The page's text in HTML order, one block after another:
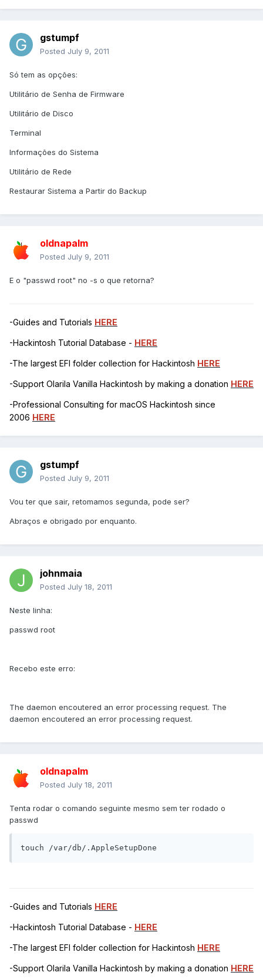
gstumpf
Posted July 9, 2011
Só tem as opções:
Utilitário de Senha de Firmware
Utilitário de Disco
Terminal
Informações do Sistema
Utilitário de Rede
Restaurar Sistema a Partir do Backup
oldnapalm
Posted July 9, 2011
E o "passwd root" no -s o que retorna?
-Guides and Tutorials HERE
-Hackintosh Tutorial Database - HERE
-The largest EFI folder collection for Hackintosh HERE
-Support Olarila Vanilla Hackintosh by making a donation HERE
-Professional Consulting for macOS Hackintosh since
2006 HERE
gstumpf
Posted July 9, 2011
Vou ter que sair, retomamos segunda, pode ser?
Abraços e obrigado por enquanto.
johnmaia
Posted July 18, 2011
Neste linha:
passwd root
Recebo este erro:
The daemon encoutered an error processing request. The
daemon encoutered an error processing request.
oldnapalm
Posted July 18, 2011
Tenta rodar o comando seguinte mesmo sem ter rodado o
passwd
touch /var/db/.AppleSetupDone
-Guides and Tutorials HERE
-Hackintosh Tutorial Database - HERE
-The largest EFI folder collection for Hackintosh HERE
-Support Olarila Vanilla Hackintosh by making a donation HERE